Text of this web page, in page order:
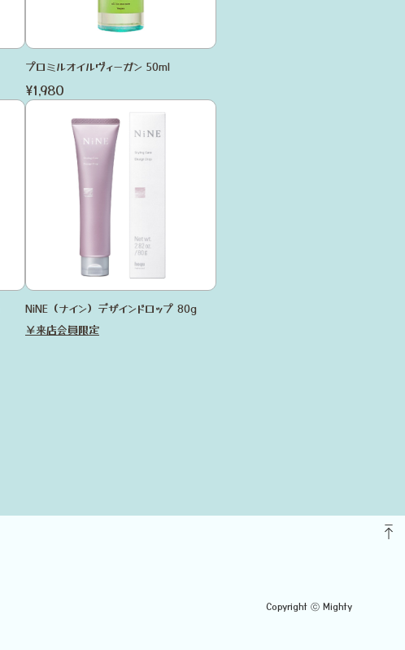
プロミルオイルヴィーガン 50ml
¥1,980
NiNE（ナイン）デザインドロップ 80g
￥来店会員限定
Copyright ⓒ Mighty